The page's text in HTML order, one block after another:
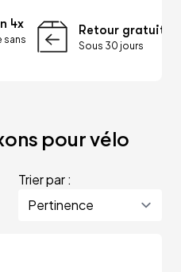
4x
sans
Retour gratuit
Sous 30 jours
pour vélo
Trier par :